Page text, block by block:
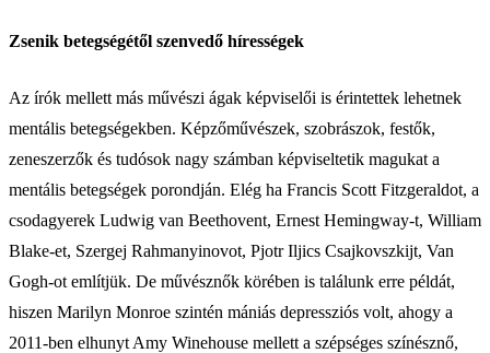
Zsenik betegségétől szenvedő hírességek
Az írók mellett más művészi ágak képviselői is érintettek lehetnek
mentális betegségekben. Képzőművészek, szobrászok, festők,
zeneszerzők és tudósok nagy számban képviseltetik magukat a
mentális betegségek porondján. Elég ha Francis Scott Fitzgeraldot, a
csodagyerek Ludwig van Beethovent, Ernest Hemingway-t, William
Blake-et, Szergej Rahmanyinovot, Pjotr Iljics Csajkovszkijt, Van
Gogh-ot említjük. De művésznők körében is találunk erre példát,
hiszen Marilyn Monroe szintén mániás depressziós volt, ahogy a
2011-ben elhunyt Amy Winehouse mellett a szépséges színésznő,